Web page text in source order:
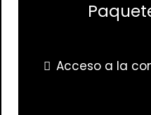
Acceso a la